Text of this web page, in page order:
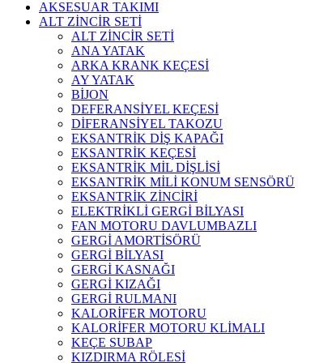
AKSESUAR TAKIMI
ALT ZİNCİR SETİ
ALT ZİNCİR SETİ
ANA YATAK
ARKA KRANK KEÇESİ
AY YATAK
BİJON
DEFERANSİYEL KEÇESİ
DİFERANSİYEL TAKOZU
EKSANTRİK DİŞ KAPAĞI
EKSANTRİK KEÇESİ
EKSANTRİK MİL DİŞLİSİ
EKSANTRİK MİLİ KONUM SENSÖRÜ
EKSANTRİK ZİNCİRİ
ELEKTRİKLİ GERGİ BİLYASI
FAN MOTORU DAVLUMBAZLI
GERGİ AMORTİSÖRÜ
GERGİ BİLYASI
GERGİ KASNAĞI
GERGİ KIZAĞI
GERGİ RULMANI
KALORİFER MOTORU
KALORİFER MOTORU KLİMALI
KEÇE SUBAP
KIZDIRMA RÖLESİ